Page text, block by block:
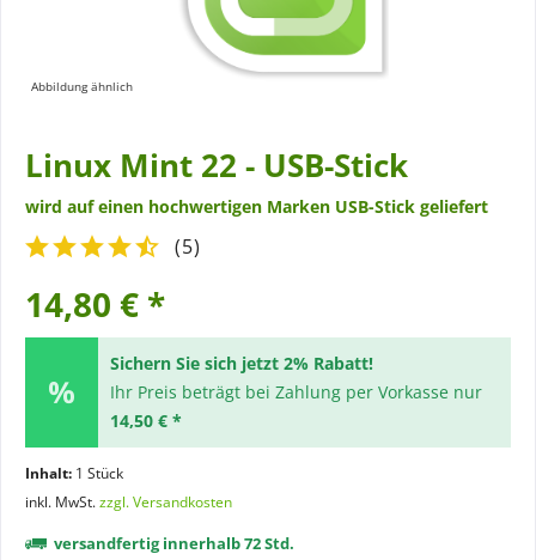
Abbildung ähnlich
Linux Mint 22 - USB-Stick
wird auf einen hochwertigen Marken USB-Stick geliefert
(5)
14,80 € *
Sichern Sie sich jetzt 2% Rabatt!
Ihr Preis beträgt bei Zahlung per Vorkasse nur
14,50 € *
Inhalt: 1 Stück
inkl. MwSt.zzgl. Versandkosten
versandfertig innerhalb 72 Std.